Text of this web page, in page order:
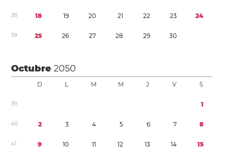
38 18 19 20 21 22 23 24
39 25 26 27 28 29 30
Octubre2050
D L M M J V S
39 1
40 2 3 4 5 6 7 8
41 9 10 11 12 13 14 15